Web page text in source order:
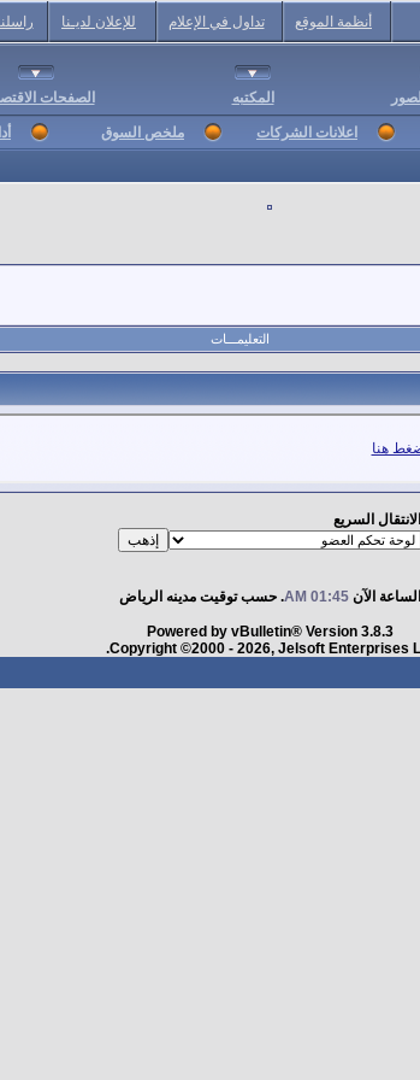
أنظمة الموقع تداول في الإعلام للإعلان لديـنا
المكتبه الصفحات
اعلانات الشركات ملخص السوق
التعليمـــات
هنا
الانتقال السريع
الساعة الآن01:45 AM . حسب توقيت مدينه الرياض
Powered by vBulletin® Version 3.8.3
Copyright ©2000 - 2026, Jelsoft Enterprises